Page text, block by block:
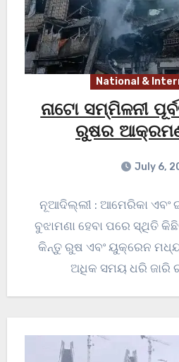
National &
ନାଟୋ ସମ୍ମିଳନୀ
ରୁଷର
July 6,
ନୂଆଦିଲ୍ଲୀ : ଆମେରିକା ଏବଂ
ବୁଝାମଣା ହେବା ପରେ ସ୍ଥିତି
କିନ୍ତୁ ରୁଷ ଏବଂ ୟୁକ୍ରେନ
ଅଧିକ ସମୟ ଧରି ଜାରି